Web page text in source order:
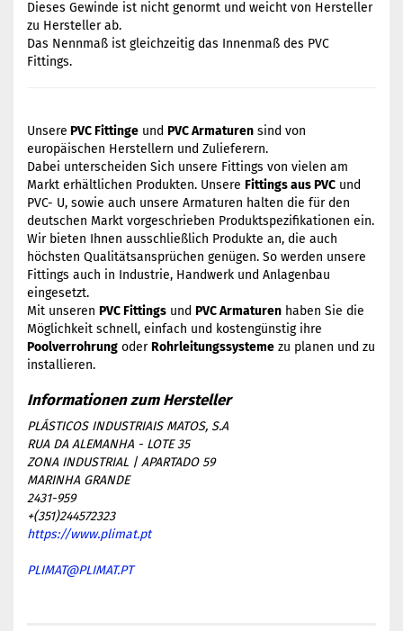
Dieses Gewinde ist nicht genormt und weicht von Hersteller
zu Hersteller ab.
Das Nennmaß ist gleichzeitig das Innenmaß des PVC
Fittings.
Unsere PVC Fittinge und PVC Armaturen sind von
europäischen Herstellern und Zulieferern.
Dabei unterscheiden Sich unsere Fittings von vielen am
Markt erhältlichen Produkten. Unsere Fittings aus PVC und
PVC- U, sowie auch unsere Armaturen halten die für den
deutschen Markt vorgeschrieben Produktspezifikationen ein.
Wir bieten Ihnen ausschließlich Produkte an, die auch
höchsten Qualitätsansprüchen genügen. So werden unsere
Fittings auch in Industrie, Handwerk und Anlagenbau
eingesetzt.
Mit unseren PVC Fittings und PVC Armaturen haben Sie die
Möglichkeit schnell, einfach und kostengünstig ihre
Poolverrohrung oderRohrleitungssysteme zu planen und zu
installieren.
PLÁSTICOS INDUSTRIAIS MATOS, S.A
RUA DA ALEMANHA - LOTE 35
ZONA INDUSTRIAL | APARTADO 59
MARINHA GRANDE
2431-959
+(351)244572323
https://www.plimat.pt
PLIMAT@PLIMAT.PT